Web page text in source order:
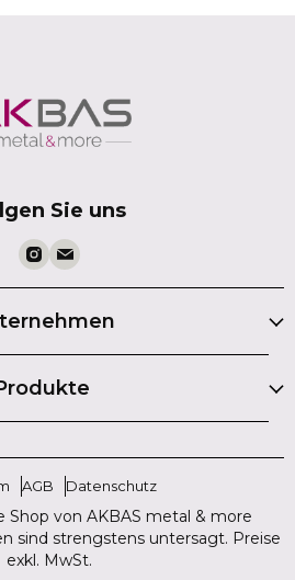
Sie uns
AGB Datenschutz
Shop von AKBAS metal & more
sind strengstens untersagt. Preise
exkl. MwSt.